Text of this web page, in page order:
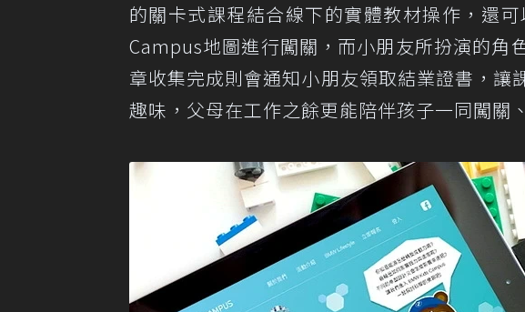
的關卡式課程結合線下的實體教材操作，還
Campus地圖進行闖關，而小朋友所扮演的角
章收集完成則會通知小朋友領取結業證書，讓
趣味，父母在工作之餘更能陪伴孩子一同闖關